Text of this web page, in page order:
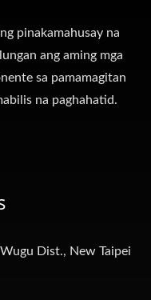
pinakamahusay na
ang aming mga
sa pamamagitan
na paghahatid.
Dist., New Taipei